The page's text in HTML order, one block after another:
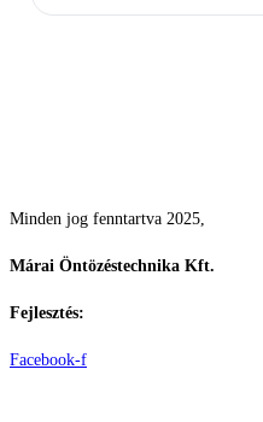
Minden jog fenntartva 2025,
Márai Öntözéstechnika Kft.
Fejlesztés:
Facebook-f